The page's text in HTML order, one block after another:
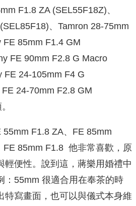
F1.8 ZA (SEL55F18Z)、
、Tamron 28-75mm
FE 85mm F1.4 GM
FE 90mm F2.8 G Macro
FE 24-105mm F4 G
24-70mm F2.8 GM
F1.8 ZA、FE 85mm
85mm F1.8 他非常喜歡，原
輕便性。說到這，蔣樂用婚禮中
：55mm 很適合用在奉茶的時
特寫畫面，也可以與儀式本身維